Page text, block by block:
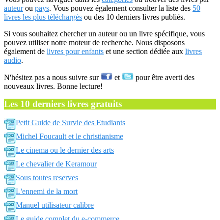
auteurou pays. Vous pouvez également consulter la liste des 50
livres les plus téléchargés ou des 10 derniers livres publiés.
Si vous souhaitez chercher un auteur ou un livre spécifique, vous
pouvez utiliser notre moteur de recherche. Nous disposons
également de livres pour enfants et une section dédiée aux livres
audio.
N'hésitez pas a nous suivre sur et
pour être averti des
nouveaux livres. Bonne lecture!
Les 10 derniers livres gratuits
Petit Guide de Survie des Etudiants
Michel Foucault et le christianisme
Le cinema ou le dernier des arts
Le chevalier de Keramour
Sous toutes reserves
L'ennemi de la mort
Manuel utilisateur calibre